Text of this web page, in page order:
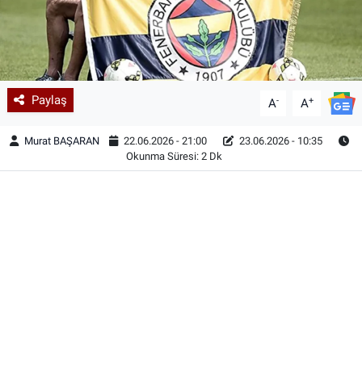
Paylaş A- A+
Murat BAŞARAN 22.06.2026 - 21:00
23.06.2026 - 10:35
Okunma Süresi: 2 Dk